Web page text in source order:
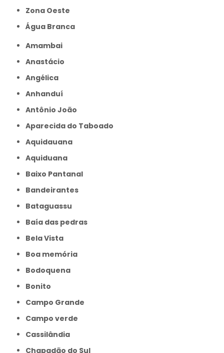
Zona Oeste
Água Branca
Amambai
Anastácio
Angélica
Anhanduí
Antônio João
Aparecida do Taboado
Aquidauana
Aquiduana
Baixo Pantanal
Bandeirantes
Bataguassu
Baía das pedras
Bela Vista
Boa memória
Bodoquena
Bonito
Campo Grande
Campo verde
Cassilândia
Chapadão do Sul